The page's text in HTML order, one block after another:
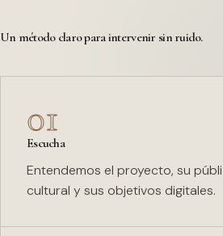
Un método claro para intervenir sin ruido.
01
Escucha
Entendemos el proyecto, su
cultural y sus objetivos digitales.